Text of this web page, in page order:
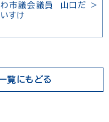
わ市議会議員 山口だ
いすけ
覧にもどる